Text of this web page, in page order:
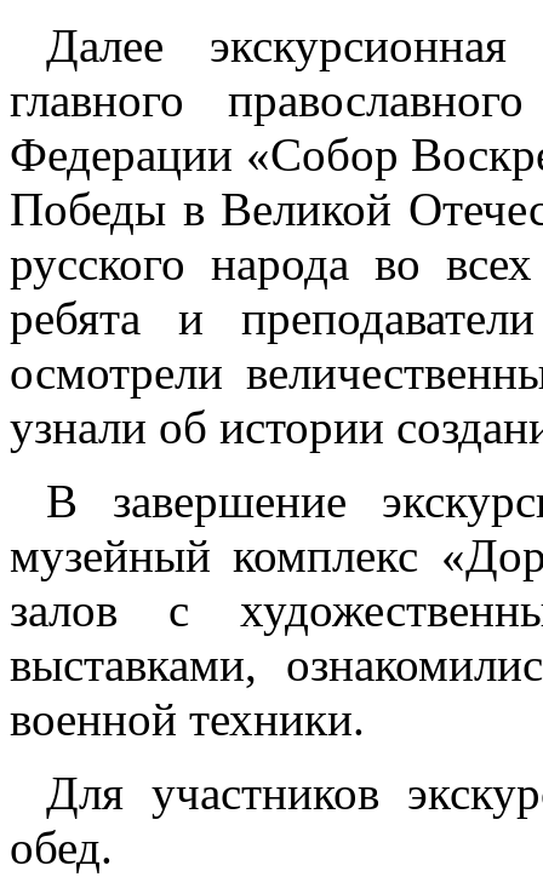
Далее
главного
Федерации «Собор
Победы в Великой
русского народа во
ребята и
осмотрели
узнали об истории
В завершение
музейный комплекс
залов с
выставками,
военной техники.
Для участников
обед.